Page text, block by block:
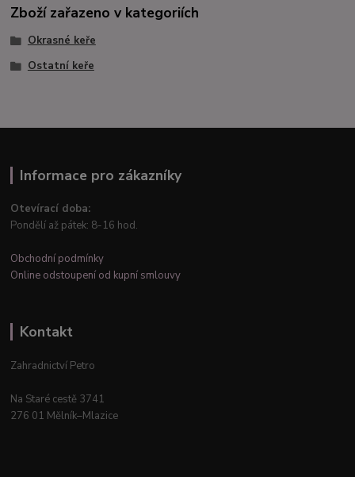
Zboží zařazeno v kategoriích
Okrasné keře
Ostatní keře
Informace pro zákazníky
Otevírací doba:
Pondělí až pátek: 8-16 hod.
Obchodní podmínky
Online odstoupení od kupní smlouvy
Kontakt
Zahradnictví Petro
Na Staré cestě 3741
276 01 Mělník–Mlazice